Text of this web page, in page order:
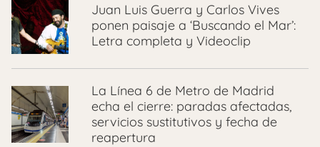
Juan Luis Guerra y Carlos Vives
ponen paisaje a ‘Buscando el Mar’:
Letra completa y Videoclip
La Línea 6 de Metro de Madrid
echa el cierre: paradas afectadas,
servicios sustitutivos y fecha de
reapertura